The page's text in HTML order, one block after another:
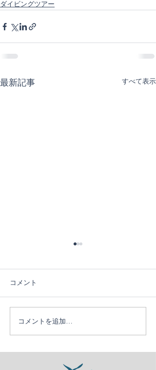
ダイビングツアー
最新記事 すべて表示
かなう１０周年ツア
ー！！
コメント
コメントを追加…